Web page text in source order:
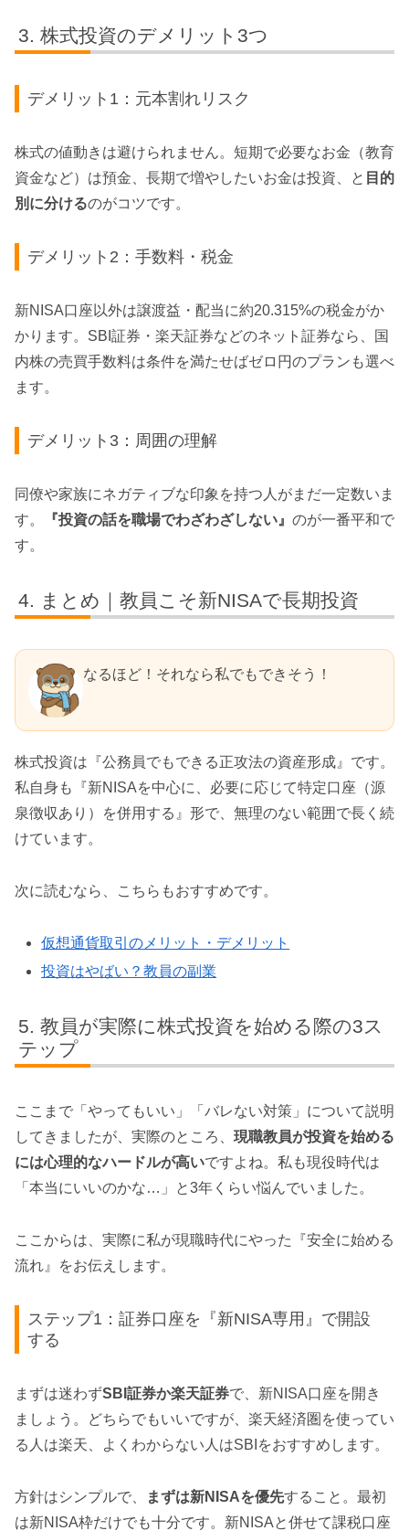
株式投資のデメリット3つ
デメリット1：元本割れリスク
株式の値動きは避けられません。短期で必要なお金（教育
資金など）は預金、長期で増やしたいお金は投資、と 目的
別に分けるのがコツです。
デメリット2：手数料・税金
新NISA口座以外は譲渡益・配当に約20.315%の税金がか
かります。SBI証券・楽天証券などのネット証券なら、国
内株の売買手数料は条件を満たせばゼロ円のプランも選べ
ます。
デメリット3：周囲の理解
同僚や家族にネガティブな印象を持つ人がまだ一定数いま
す。
『投資の話を職場でわざわざしない』 のが一番平和で
す。
まとめ｜教員こそ新NISAで長期投資
なるほど！それなら私でもできそう！
株式投資は『公務員でもできる正攻法の資産形成』です。
私自身も『新NISAを中心に、必要に応じて特定口座（源
泉徴収あり）を併用する』形で、無理のない範囲で長く続
けています。
次に読むなら、こちらもおすすめです。
仮想通貨取引のメリット・デメリット
投資はやばい？教員の副業
教員が実際に株式投資を始める際の3ス
テップ
ここまで「やってもいい」「バレない対策」について説明
してきましたが、実際のところ、 現職教員が投資を始める
には心理的なハードルが高いですよね。私も現役時代は
「本当にいいのかな…」と3年くらい悩んでいました。
ここからは、実際に私が現職時代にやった『安全に始める
流れ』をお伝えします。
ステップ1：証券口座を『新NISA専用』で開設
する
まずは迷わずSBI証券か楽天証券で、新NISA口座を開き
ましょう。どちらでもいいですが、楽天経済圏を使ってい
る人は楽天、よくわからない人はSBIをおすすめします。
方針はシンプルで、 まずは新NISAを優先すること。最初
は新NISA枠だけでも十分です。新NISAと併せて課税口座